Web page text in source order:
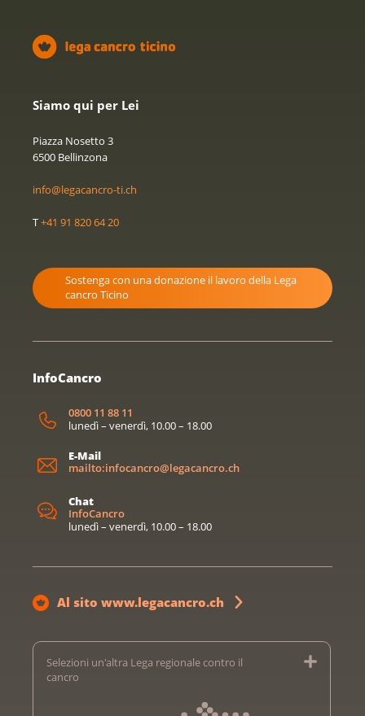
Siamo qui per Lei
Piazza Nosetto 3
6500 Bellinzona
info@legacancro-ti.ch
T+41 91 820 64 20
Sostenga con una donazione il lavoro della Lega
cancro Ticino
InfoCancro
0800 11 88 11
lunedì – venerdì, 10.00 – 18.00
E-Mail
mailto:infocancro@legacancro.ch
Chat
InfoCancro
lunedì – venerdì, 10.00 – 18.00
Al sito www.legacancro.ch
Selezioni un'altra Lega regionale contro il
cancro